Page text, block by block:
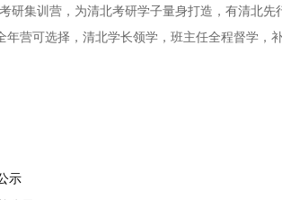
集训营，为清北考研学子量身打造，有清北先
营可选择，清北学长领学，班主任全程督学，
示